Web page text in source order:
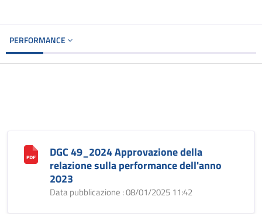
PERFORMANCE
DGC 49_2024 Approvazione della
relazione sulla performance dell'anno
2023
Data pubblicazione : 08/01/2025 11:42